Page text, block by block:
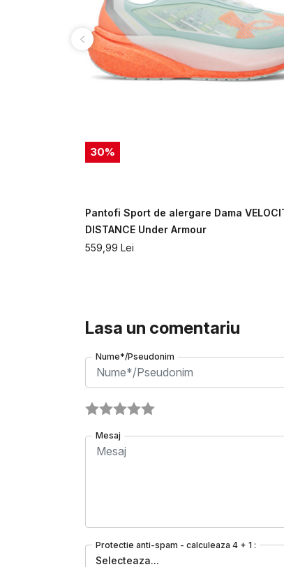
30%
Pantofi Sport de alergare Dama
DISTANCE Under Armour
559,99 Lei
Lasa un comentariu
Nume*/Pseudonim
Mesaj
Protectie anti-spam - calculeaza 4 + 1 :
Selecteaza...